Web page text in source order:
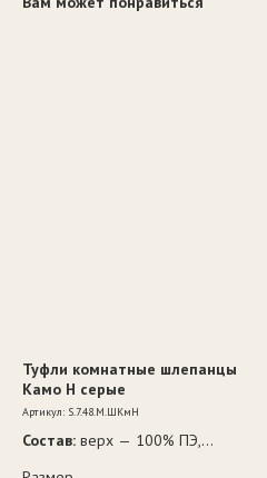
Туфли комнатные шлепанцы
Камо Н серые
Артикул: S.7.48.М.ШКмН
Состав: верх — 100% ПЭ,